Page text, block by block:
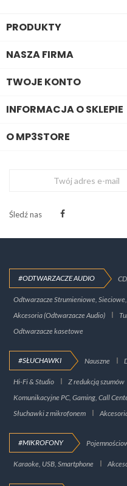
PRODUKTY
NASZA FIRMA
TWOJE KONTO
INFORMACJA O SKLEPIE
O MP3STORE
Śledź nas
#ODTWARZACZE AUDIO
Odtwarzacze Strumieniowe,
Akcesoria (Odtwarzacze Audio)
Odtwarzacze kasetowe
#SŁUCHAWKI Nauszne
Hi-Fi & Studio Z redukcją szumów
Komunikacyjne PC, Gaming, Call
Słuchawki z mikrofonem
#MIKROFONY
Karaoke, USB, Smartphone